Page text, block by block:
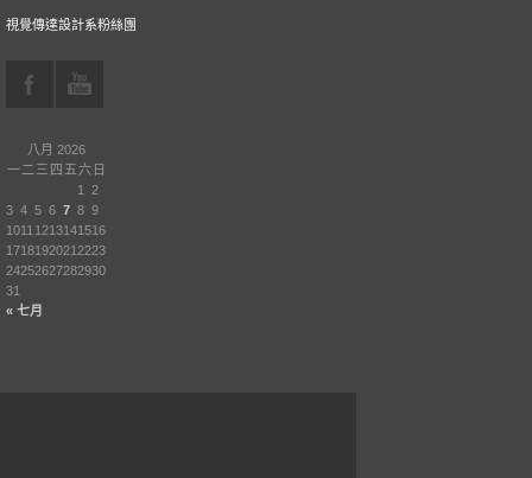
視覺傳達設計系粉絲團
八月 2026
一 二 三 四 五六 日
« 七月
1
2
3 4 5 6 7 8 9
1011 1213141516
1718192021 2223
24252627282930
31